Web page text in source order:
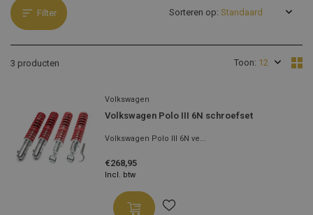
Filter
3 producten Toon:
Sorteren op:
Volkswagen
Volkswagen Polo III 6N schroefset
Volkswagen Polo III 6N ve...
€268,95
Incl. btw